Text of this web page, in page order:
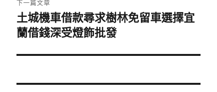
下一篇文章
下
一
文
土城機車借款尋求樹林免留車選擇宜
蘭借錢深受燈飾批發